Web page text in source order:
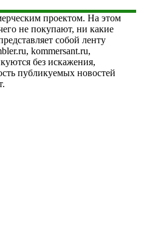
проектом. На этом
не покупают, ни какие
собой ленту
kommersant.ru,
без искажения,
публикуемых новостей